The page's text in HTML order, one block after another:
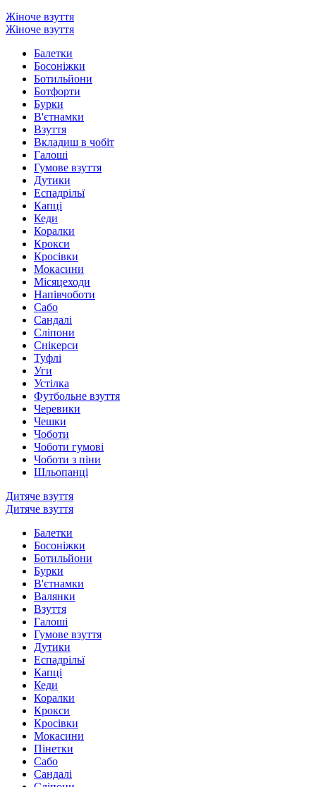
Жіноче взуття
Жіноче взуття
Балетки
Босоніжки
Ботильйони
Ботфорти
Бурки
В'єтнамки
Взуття
Вкладиш в чобіт
Галоші
Гумове взуття
Дутики
Еспадрільї
Капці
Кеди
Коралки
Крокси
Кросівки
Мокасини
Місяцеходи
Напівчоботи
Сабо
Сандалі
Сліпони
Снікерси
Туфлі
Уги
Устілка
Футбольне взуття
Черевики
Чешки
Чоботи
Чоботи гумові
Чоботи з піни
Шльопанці
Дитяче взуття
Дитяче взуття
Балетки
Босоніжки
Ботильйони
Бурки
В'єтнамки
Валянки
Взуття
Галоші
Гумове взуття
Дутики
Еспадрільї
Капці
Кеди
Коралки
Крокси
Кросівки
Мокасини
Пінетки
Сабо
Сандалі